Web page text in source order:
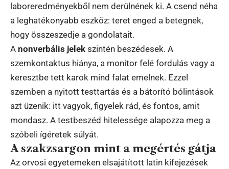
laboreredményekből nem derülnének ki. A csend néha
a leghatékonyabb eszköz: teret enged a betegnek,
hogy összeszedje a gondolatait.
A nonverbális jelek szintén beszédesek. A
szemkontaktus hiánya, a monitor felé fordulás vagy a
keresztbe tett karok mind falat emelnek. Ezzel
szemben a nyitott testtartás és a bátorító bólintások
azt üzenik: itt vagyok, figyelek rád, és fontos, amit
mondasz. A testbeszéd hitelessége alapozza meg a
szóbeli ígéretek súlyát.
A szakzsargon mint a megértés gátja
Az orvosi egyetemeken elsajátított latin kifejezések